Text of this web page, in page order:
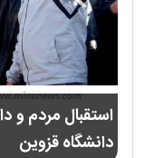
استقبال مردم و
دانشگاه قزوین